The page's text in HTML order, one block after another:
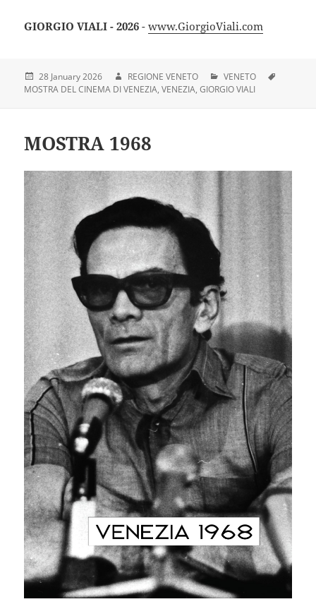
GIORGIO VIALI - 2026 -www.GiorgioViali.com
28 January 2026 REGIONE VENETO
VENETO
MOSTRA DEL CINEMA DI VENEZIA VENEZIA GIORGIO VIALI
MOSTRA 1968